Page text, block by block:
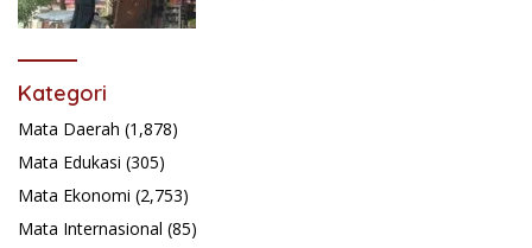
Kategori
Mata Daerah (1,878)
Mata Edukasi (305)
Mata Ekonomi (2,753)
Mata Internasional (85)